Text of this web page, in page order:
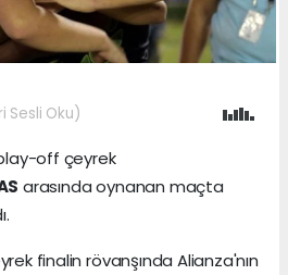
Sesli Oku)
off çeyrek
arasında oynanan maçta
finalin rövanşında Alianza'nın